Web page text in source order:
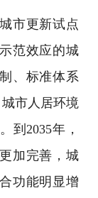
市更新试点
范效应的城
、标准体系
市人居环境
到2035年，
加完善，城
功能明显增